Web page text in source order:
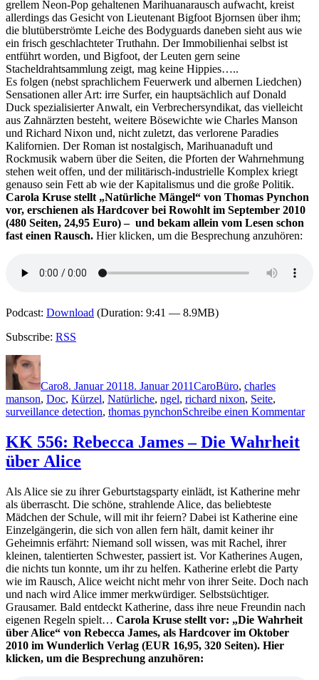
grellem Neon-Pop gehaltenen Marihuanarausch aufwacht, kreist
allerdings das Gesicht von Lieutenant Bigfoot Bjornsen über ihm;
die blutüberströmte Leiche des Bodyguards daneben sieht aus wie
ein frisch geschlachteter Truthahn. Der Immobilienhai selbst ist
entführt worden, und Bigfoot, der Leuten gern seine
Stacheldrahtsammlung zeigt, mag keine Hippies…..
Es folgen (nebst sprachlichem Feuerwerk und albernen Liedchen)
Sensationen aller Art: irre Surfer, ein hauptsächlich auf Donald
Duck spezialisierter Anwalt, ein Verbrechersyndikat, das vielleicht
aus Zahnärzten besteht, weitere Bösewichte wie Charles Manson
und Richard Nixon und, nicht zuletzt, das verlorene Paradies
Kalifornien. Der Roman ist nostalgisch, Marihuanaduft und
Rockmusik wabern über die Seiten, die Pforten der Wahrnehmung
stehen weit offen, und der militärisch-industrielle Komplex kriegt
genauso sein Fett ab wie der Kapitalismus und die große Politik.
Carola Kruse stellt „Natürliche Mängel“ von Thomas Pynchon
vor, erschienen als Hardcover bei Rowohlt im September 2010
(480 Seiten, 24,95 Euro) – und bekam allein vom Lesen schon
fast einen Rausch. Hier klicken, um die Besprechung anzuhören:
Podcast: Download (Duration: 9:41 — 8.9MB)
Subscribe: RSS
Autor
Caro8. Januar 20118. Januar 2011CaroBüro, charles
manson, Doc, Kürzel, Natürliche, ngel, richard nixon, Seite,
surveillance detection, thomas pynchonSchreibe einen Kommentarzu
KK 556: Rebecca James – Die Wahrheit
über Alice
Als Alice sie zu ihrer Geburtstagsparty einlädt, ist Katherine mehr
als überrascht. Die schöne, strahlende Alice, das beliebteste
Mädchen der Schule, will mit ihr feiern? Dabei ist Katherine eine
Einzelgängerin, die sich von allen fern hält, damit keiner ihr
Geheimnis erfährt: Niemand soll wissen, was mit Rachel, ihrer
kleinen, talentierten Schwester, passiert ist. Vor Katherines Augen,
die nichts tun konnte, um ihr zu helfen. Katherine erlebt die Party
wie im Rausch, Alice weicht nicht mehr von ihrer Seite. Doch nach
und nach wird Alice immer merkwürdiger. Selbstsüchtiger.
Grausamer. Bald entdeckt Katherine, dass ihre neue Freundin nach
eigenen Regeln spielt… Carola Kruse stellt vor: „Die Wahrheit
über Alice“ von Rebecca James, als Hardcover im Oktober
2010 im Wunderlich Verlag (EUR 16,95, 320 Seiten). Hier
klicken, um die Besprechung anzuhören: